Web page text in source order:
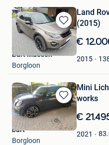
Bewaren
in
Mijn
Favorieten
Land
(2015)
€
2015
Bart Maesen
Borgloon
Bewaren
in
Mijn
Favorieten
Mini
works
€
2021
bart
Borgloon